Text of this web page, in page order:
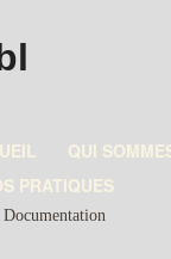
QUI
PRATIQUES